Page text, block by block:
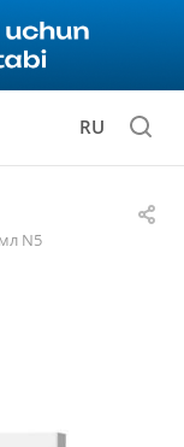
RU
N5